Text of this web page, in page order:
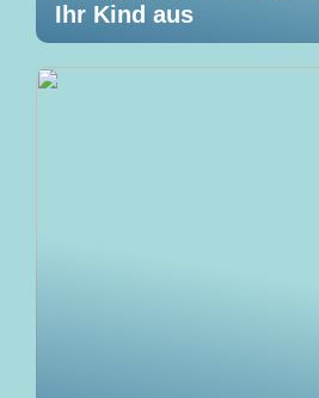
Ihr Kind aus